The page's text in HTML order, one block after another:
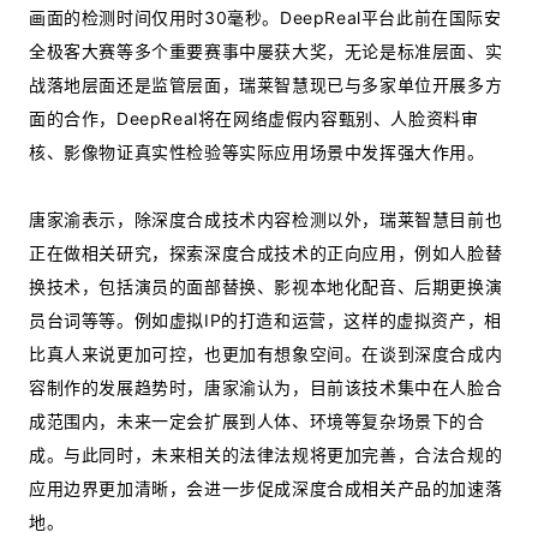
画面的检测时间仅用时30毫秒。DeepReal平台此前在国际安
全极客大赛等多个重要赛事中屡获大奖，无论是标准层面、实
战落地层面还是监管层面，瑞莱智慧现已与多家单位开展多方
面的合作，DeepReal将在网络虚假内容甄别、人脸资料审
核、影像物证真实性检验等实际应用场景中发挥强大作用。
唐家渝表示，除深度合成技术内容检测以外，瑞莱智慧目前也
正在做相关研究，探索深度合成技术的正向应用，例如人脸替
换技术，包括演员的面部替换、影视本地化配音、后期更换演
员台词等等。例如虚拟IP的打造和运营，这样的虚拟资产，相
比真人来说更加可控，也更加有想象空间。在谈到深度合成内
容制作的发展趋势时，唐家渝认为，目前该技术集中在人脸合
成范围内，未来一定会扩展到人体、环境等复杂场景下的合
成。与此同时，未来相关的法律法规将更加完善，合法合规的
应用边界更加清晰，会进一步促成深度合成相关产品的加速落
地。